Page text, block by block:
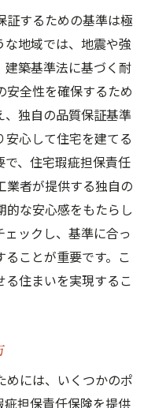
証するための基準は極
地域では、地震や強
建築基準法に基づく耐
安全性を確保するため
、独自の品質保証基準
心して住宅を建てる
で、住宅瑕疵担保責任
業者が提供する独自の
的な安心感をもたらし
ェックし、基準に合っ
ことが重要です。こ
住まいを実現するこ
めには、いくつかのポ
担保責任保険を提供